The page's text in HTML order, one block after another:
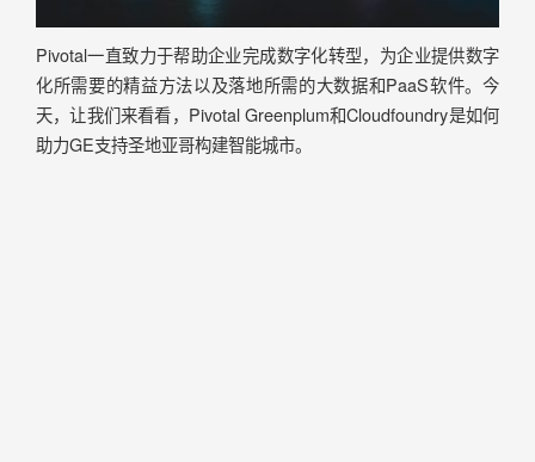
Pivotal一直致力于帮助企业完成数字化转型，为企业提供数字
化所需要的精益方法以及落地所需的大数据和PaaS软件。今
天，让我们来看看，Pivotal Greenplum和Cloudfoundry是如何
助力GE支持圣地亚哥构建智能城市。